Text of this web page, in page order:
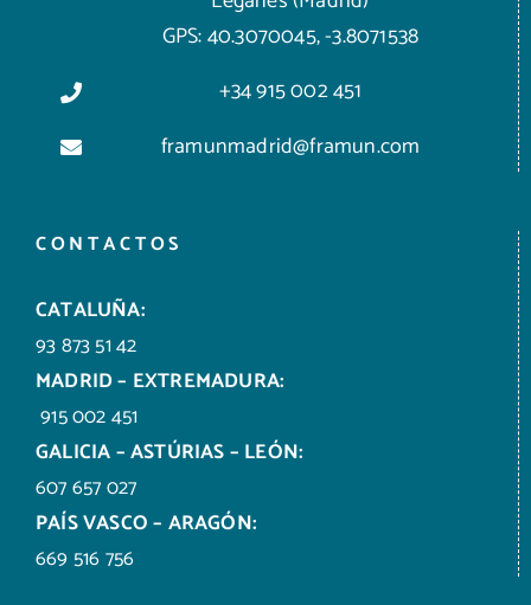
GPS: 40.3070045, -3.8071538
+34 915 002 451
framunmadrid@framun.com
CONTACTOS
CATALUÑA:
93 873 51 42
MADRID – EXTREMADURA:
915 002 451
GALICIA – ASTÚRIAS – LEÓN:
607 657 027
PAÍS VASCO – ARAGÓN:
669 516 756